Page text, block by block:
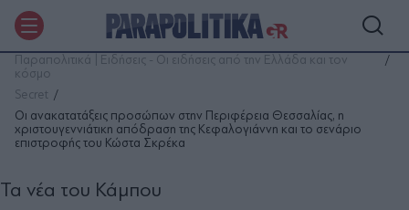
Παραπολιτικά | Ειδήσεις - Οι ειδήσεις από την Ελλάδα και τον
κόσμο
Secret
Οι ανακατατάξεις προσώπων στην Περιφέρεια Θεσσαλίας, η
χριστουγεννιάτικη απόδραση της Κεφαλογιάννη και το σενάριο
επιστροφής του Κώστα Σκρέκα
Τα νέα του Κάμπου